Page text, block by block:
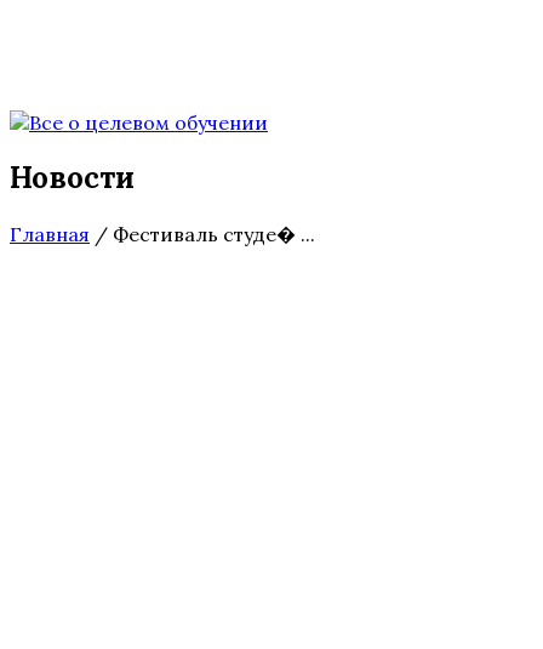
Новости
Главная / Фестиваль студе� ...